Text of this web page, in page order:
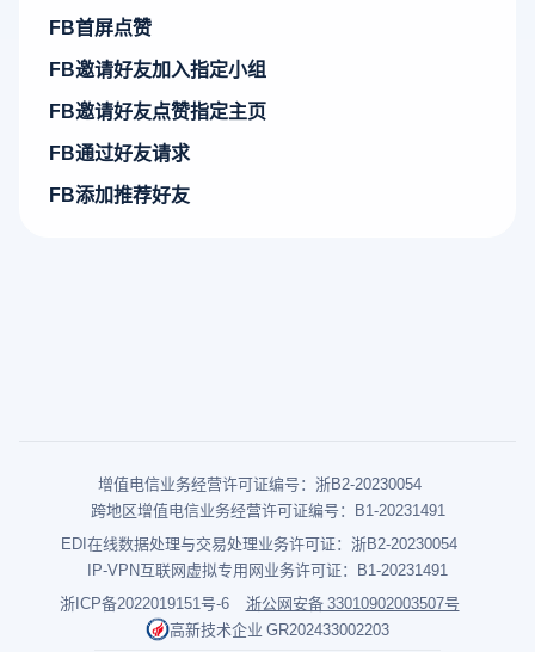
FB首屏点赞
FB邀请好友加入指定小组
FB邀请好友点赞指定主页
FB通过好友请求
FB添加推荐好友
增值电信业务经营许可证编号：浙B2-20230054
跨地区增值电信业务经营许可证编号：B1-20231491
EDI在线数据处理与交易处理业务许可证：浙B2-20230054
IP-VPN互联网虚拟专用网业务许可证：B1-20231491
浙ICP备2022019151号-6
浙公网安备 33010902003507号
高新技术企业 GR202433002203